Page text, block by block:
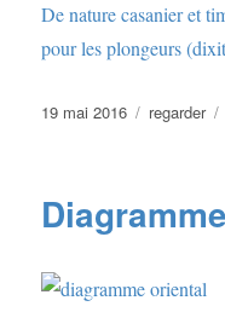
De nature casanier et
pour les plongeurs
Publié
19 mai 2016 Catégories
regarder